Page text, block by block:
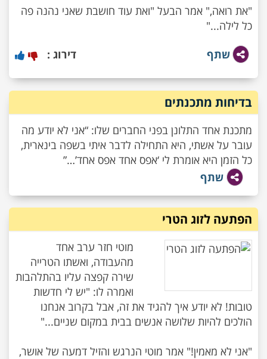
"את רואה," אמר הבעל "ואת עוד חושבת שאני נהנה פה
כל לילה..."
שתף
דירוג :
בדיחות מתכנתים
מתכנת אחד התלונן בפני החברים שלו: “אני לא יודע מה
עובר על אשתי, היא התחילה לדבר איתי בשפה בינארית,
כל הזמן היא אומרת לי ‘אפס אחד אפס אחד’…”
שתף
הפתעה לזוג הטרי
מוטי חזר ערב אחד
מהעבודה, ואשתו הטרייה
שירה קפצה עליו בהתלהבות
ואמרה לו: "יש לי חדשות
טובות! לא יודע איך להגיד את זה, אבל בקרוב אנחנו
"אני לא מאמין!" אמר מוטי הנרגש והזיל דמעה של אושר,